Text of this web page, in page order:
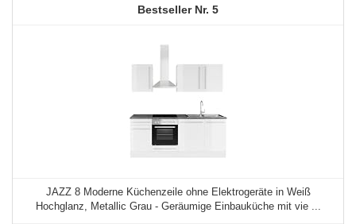
5
JAZZ 8 Moderne Küchenzeile ohne Elektrogeräte in Weiß
Hochglanz, Metallic Grau - Geräumige Einbauküche mit vie ...